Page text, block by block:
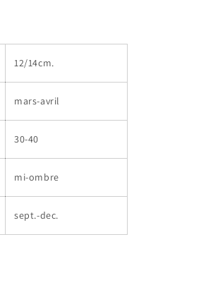
12/14cm.
mars-avril
30-40
mi-ombre
sept.-dec.